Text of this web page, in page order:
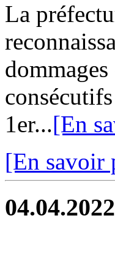
La
1er...[En
[En savoir
04.04.2022